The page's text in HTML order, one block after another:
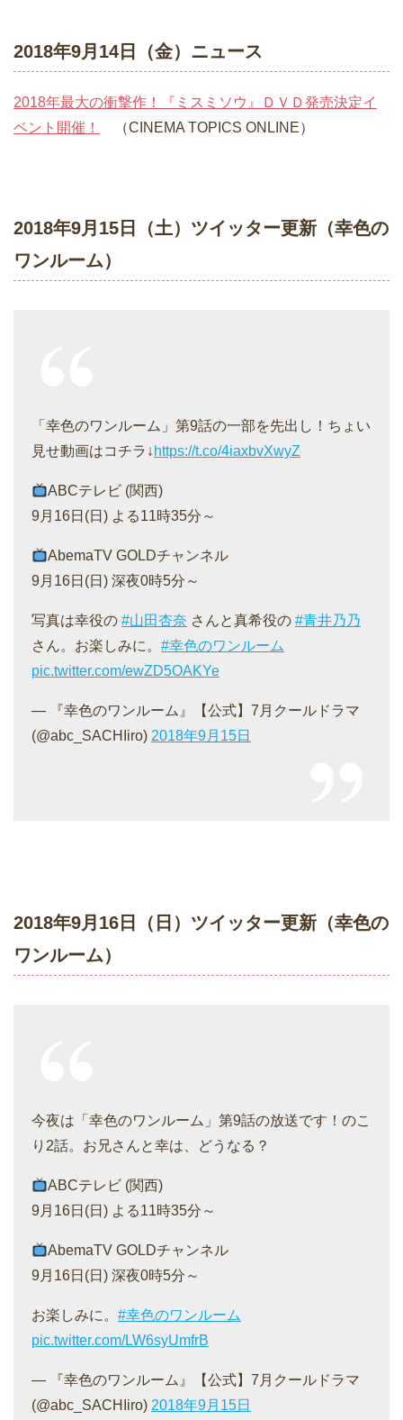
2018年9月14日（金）ニュース
2018年最大の衝撃作！『ミスミソウ』ＤＶＤ発売決定イ
ベント開催！
（CINEMA TOPICS ONLINE）
2018年9月15日（土）ツイッター更新（幸色の
ワンルーム）
「幸色のワンルーム」第9話の一部を先出し！ちょい
見せ動画はコチラ↓ https://t.co/4iaxbvXwyZ
ABCテレビ (関西)
9月16日(日) よる11時35分～
AbemaTV GOLDチャンネル
9月16日(日) 深夜0時5分～
写真は幸役の #山田杏奈 さんと真希役の #青井乃乃
さん。お楽しみに。 #幸色のワンルーム
pic.twitter.com/ewZD5OAKYe
— 『幸色のワンルーム』【公式】7月クールドラマ
(@abc_SACHIiro) 2018年9月15日
2018年9月16日（日）ツイッター更新（幸色の
ワンルーム）
今夜は「幸色のワンルーム」第9話の放送です！のこ
り2話。お兄さんと幸は、どうなる？
ABCテレビ (関西)
9月16日(日) よる11時35分～
AbemaTV GOLDチャンネル
9月16日(日) 深夜0時5分～
お楽しみに。 #幸色のワンルーム
pic.twitter.com/LW6syUmfrB
— 『幸色のワンルーム』【公式】7月クールドラマ
(@abc_SACHIiro) 2018年9月15日